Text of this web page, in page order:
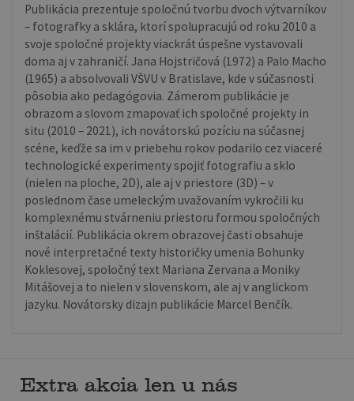
Publikácia prezentuje spoločnú tvorbu dvoch výtvarníkov
– fotografky a sklára, ktorí spolupracujú od roku 2010 a
svoje spoločné projekty viackrát úspešne vystavovali
doma aj v zahraničí. Jana Hojstričová (1972) a Palo Macho
(1965) a absolvovali VŠVU v Bratislave, kde v súčasnosti
pôsobia ako pedagógovia. Zámerom publikácie je
obrazom a slovom zmapovať ich spoločné projekty in
situ (2010 – 2021), ich novátorskú pozíciu na súčasnej
scéne, keďže sa im v priebehu rokov podarilo cez viaceré
technologické experimenty spojiť fotografiu a sklo
(nielen na ploche, 2D), ale aj v priestore (3D) – v
poslednom čase umeleckým uvažovaním vykročili ku
komplexnému stvárneniu priestoru formou spoločných
inštalácií. Publikácia okrem obrazovej časti obsahuje
nové interpretačné texty historičky umenia Bohunky
Koklesovej, spoločný text Mariana Zervana a Moniky
Mitášovej a to nielen v slovenskom, ale aj v anglickom
jazyku. Novátorsky dizajn publikácie Marcel Benčík.
Extra akcia len u nás